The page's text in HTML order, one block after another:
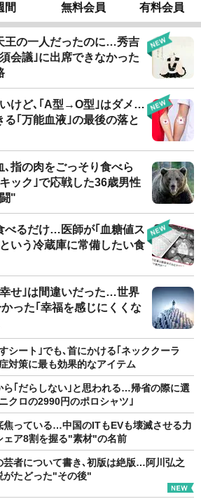
間 無料会員 有料会員
王の一人だったのに…秀吉
会議｣に出席できなかった
けど､｢A型→O型｣はダメ…
｢万能血液｣の最後の落と
､指の肉をごっそり食べら
ック｣で応戦した36歳男性
"
べるだけ…医師が｢血糖値ス
いう冷蔵庫に常備したい食
せ｣は間違いだった…世界
った｢幸福を感じにくくな
シート｣でも､首にかける｢ネッククーラ
対策に最も効果的なアイテム
ら｢だらしない｣と思われる…帰省の際に選
クロの2990円のポロシャツ｣
焦っている…中国のITもEVも壊滅させる力
ェア8割を握る"素材"の名前
芸者について書き､初版は絶版…阿川弘之
がたどった"その後"